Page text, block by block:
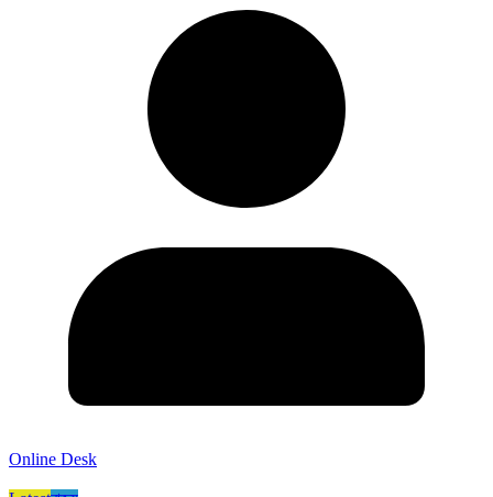
Online Desk